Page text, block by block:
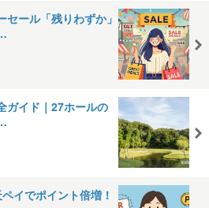
セール「残りわずか」
ガイド｜27ホールの
イでポイント倍増！